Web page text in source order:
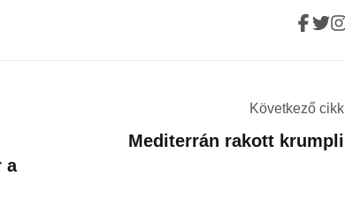
a
Következő cikk
Mediterrán rakott krumpli